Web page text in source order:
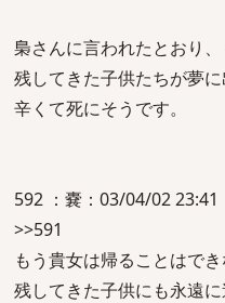
梟さんに言われたとおり
残してきた子供たちが夢に
辛くて死にそうです。
592 ：嚢：03/04/02 23:41
>>591
もう貴女は帰ることはでき
残してきた子供にも永遠に